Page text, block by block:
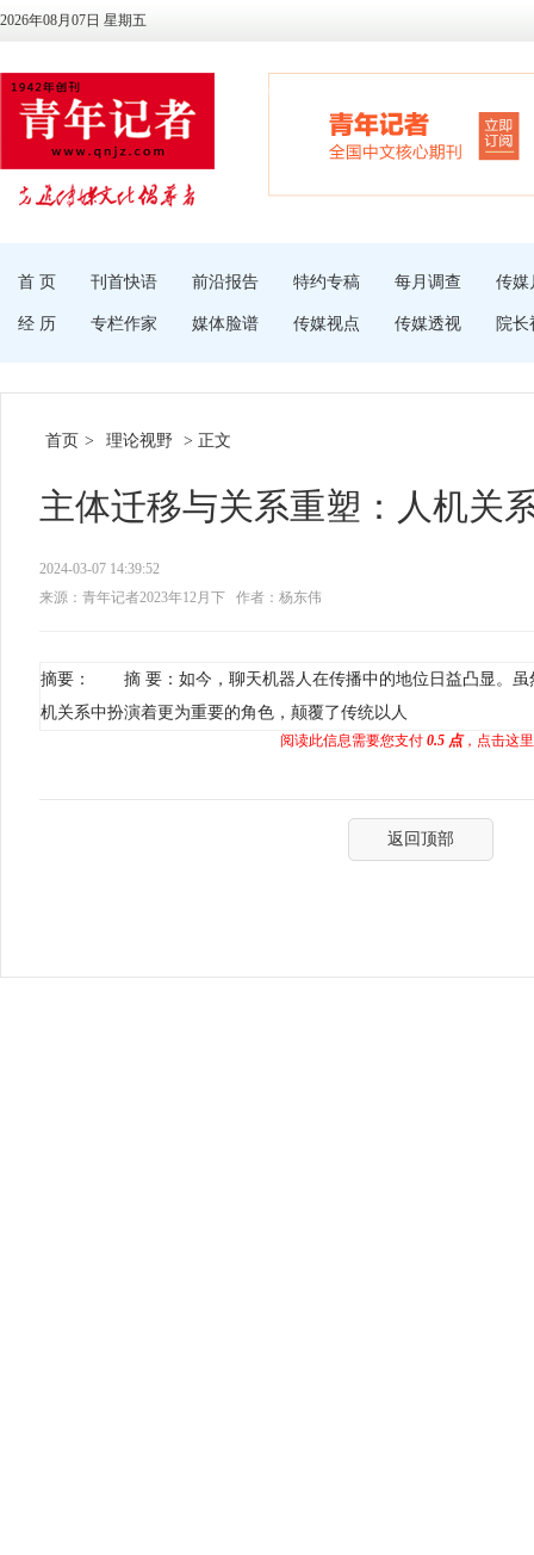
2026年08月07日 星期五
首 页 刊首快语 前沿报告 特约专稿 每月调查 传媒
经 历 专栏作家 媒体脸谱 传媒视点 传媒透视 院长
首页 > 理论视野 > 正文
主体迁移与关系重塑：人机关
2024-03-07 14:39:52
来源：青年记者2023年12月下
作者：杨东伟
摘要： 摘 要：如今，聊天机器人在传播中的地位日益凸显。虽
机关系中扮演着更为重要的角色，颠覆了传统以人
阅读此信息需要您支付 0.5 点，点击这
返回顶部